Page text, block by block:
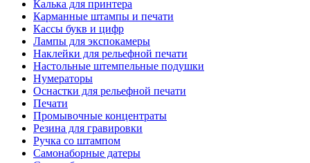
Калька для принтера
Карманные штампы и печати
Кассы букв и цифр
Лампы для экспокамеры
Наклейки для рельефной печати
Настольные штемпельные подушки
Нумераторы
Оснастки для рельефной печати
Печати
Промывочные концентраты
Резина для гравировки
Ручка со штампом
Самонаборные датеры